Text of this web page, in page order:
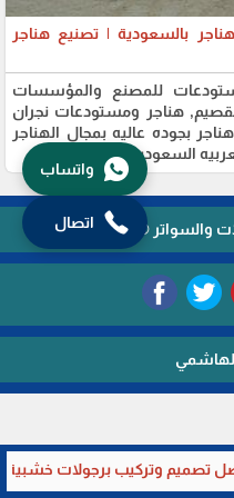
واتساب
اتصال
تصميم وتركيب برجولات خشبية
بالسعودية | تصنيع هناجر
للمصنع والمؤسسات
هناجر ومستودعات نجران
بجوده عاليه بمجال الهناجر
السعوديه
والسواتر ©